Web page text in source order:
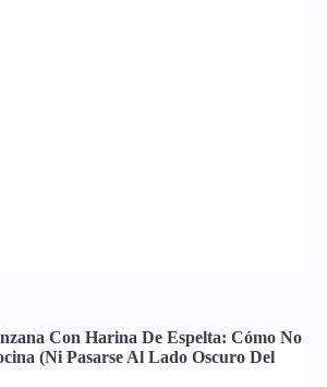
Con Harina De Espelta: Cómo No
(ni Pasarse Al Lado Oscuro Del